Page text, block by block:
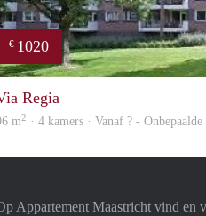
€ 1020
Regia
m2 · 4 kamers · Vanaf ? -
Appartement Maastricht vind en